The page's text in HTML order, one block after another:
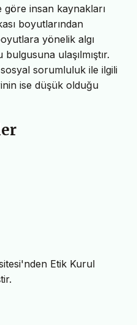
göre insan kaynakları
boyutlarından
yönelik algı
ulaşılmıştır.
sorumluluk ile ilgili
ise düşük olduğu
Etik Kurul